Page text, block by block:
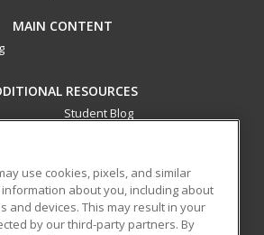
MAIN CONTENT
RESOURCES
Student Blog
this academic institution to provide
online continuing education courses
use cookies, pixels, and similar
about you, including about
and devices. This may result in your
by our third-party partners. By